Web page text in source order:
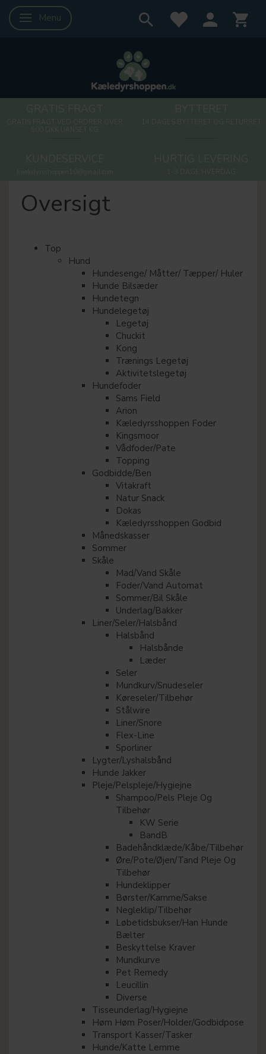
Skifte navigation
Menu
Oversigt
Top
Hund
Hundesenge/ Måtter/ Tæpper/ Huler
Hunde Bilsæder
Hundetegn
Hundelegetøj
Legetøj
Chuckit
Kong
Trænings Legetøj
Aktivitetslegetøj
Hundefoder
Sams Field
Arion
Kæledyrsshoppen Foder
Kingsmoor
Vådfoder/Pate
Topping
Godbidde/Ben
Vitakraft
Natur Snack
Dokas
Kæledyrsshoppen Godbid
Månedskasser
Sommer
Skåle
Mad/Vand Skåle
Foder/Vand Automat
Sommer/Bil Skåle
Underlag/Bakker
Liner/Seler/Halsbånd
Halsbånd
Halsbånde
Læder
Seler
Mundkurv/Snudeseler
Køreseler/Tilbehør
Stålwire
Liner/Snore
Flex-Line
Sporliner
Lygter/Lyshalsbånd
Hunde Jakker
Pleje/Pelspleje/Hygiejne
Shampoo/Pels Pleje Og
Tilbehør
KW Serie
BandB
Badehåndklæde/Kåbe/Tilbehør
Øre/Pote/Øjen/Tand Pleje Og
Tilbehør
Hundeklipper
Børster/Kamme/Sakse
Negleklip/Tilbehør
Løbetidsbukser/Han Hunde
Bælter
Beskyttelse Kraver
Mundkurve
Pet Remedy
Leucillin
Diverse
Tisseunderlag/Hygiejne
Høm Høm Poser/Holder/Godbidpose
Transport Kasser/Tasker
Hunde/Katte Lemme